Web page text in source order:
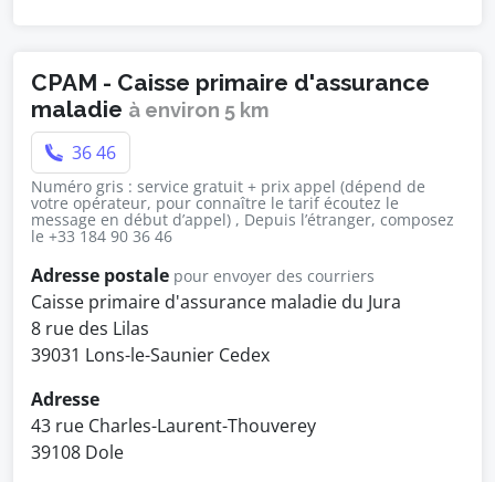
CPAM - Caisse primaire d'assurance
maladie à environ 5 km
36 46
Numéro gris : service gratuit + prix appel (dépend de
votre opérateur, pour connaître le tarif écoutez le
message en début d’appel) , Depuis l’étranger, composez
le +33 184 90 36 46
Adresse postale pour envoyer des courriers
Caisse primaire d'assurance maladie du Jura
8 rue des Lilas
39031 Lons-le-Saunier Cedex
Adresse
43 rue Charles-Laurent-Thouverey
39108 Dole